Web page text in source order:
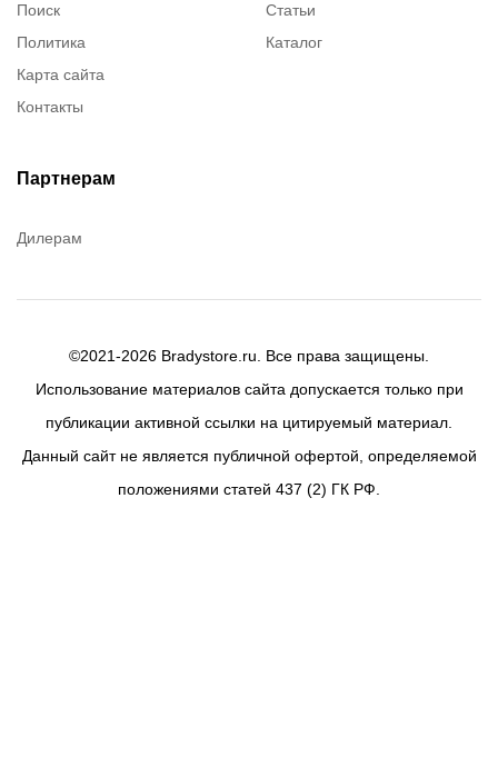
Поиск
Политика
Карта сайта
Контакты
Статьи
Каталог
Партнерам
Дилерам
©2021-2026 Bradystore.ru. Все права защищены.
Использование материалов сайта допускается только при
публикации активной ссылки на цитируемый материал.
Данный сайт не является публичной офертой, определяемой
положениями статей 437 (2) ГК РФ.